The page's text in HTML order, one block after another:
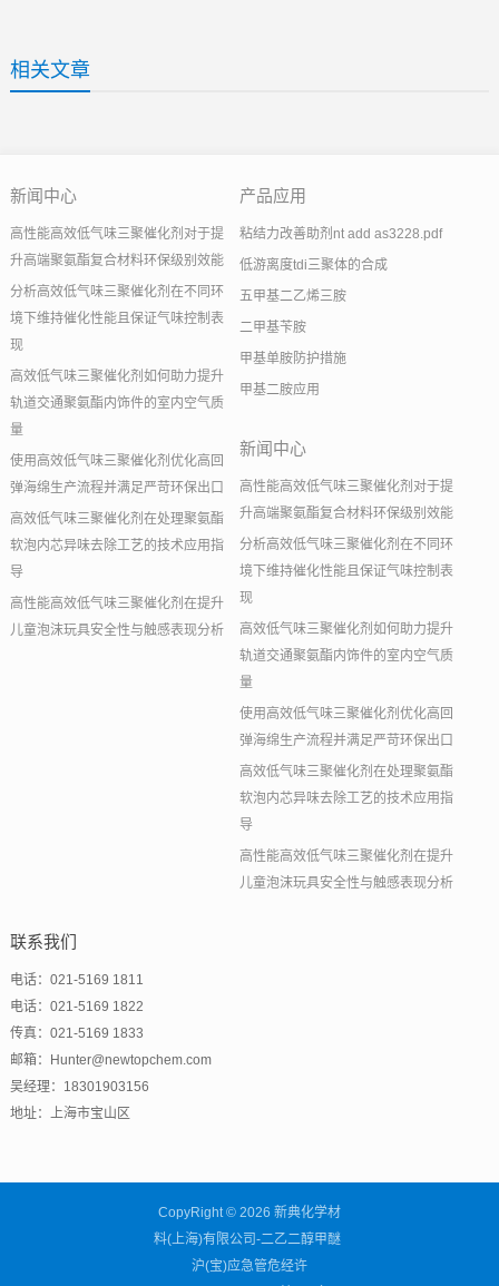
相关文章
新闻中心
高性能高效低气味三聚催化剂对于提
升高端聚氨酯复合材料环保级别效能
分析高效低气味三聚催化剂在不同环
境下维持催化性能且保证气味控制表
现
高效低气味三聚催化剂如何助力提升
轨道交通聚氨酯内饰件的室内空气质
量
使用高效低气味三聚催化剂优化高回
弹海绵生产流程并满足严苛环保出口
高效低气味三聚催化剂在处理聚氨酯
软泡内芯异味去除工艺的技术应用指
导
高性能高效低气味三聚催化剂在提升
儿童泡沫玩具安全性与触感表现分析
产品应用
粘结力改善助剂nt add as3228.pdf
低游离度tdi三聚体的合成
五甲基二乙烯三胺
二甲基苄胺
甲基单胺防护措施
甲基二胺应用
新闻中心
高性能高效低气味三聚催化剂对于提
升高端聚氨酯复合材料环保级别效能
分析高效低气味三聚催化剂在不同环
境下维持催化性能且保证气味控制表
现
高效低气味三聚催化剂如何助力提升
轨道交通聚氨酯内饰件的室内空气质
量
使用高效低气味三聚催化剂优化高回
弹海绵生产流程并满足严苛环保出口
高效低气味三聚催化剂在处理聚氨酯
软泡内芯异味去除工艺的技术应用指
导
高性能高效低气味三聚催化剂在提升
儿童泡沫玩具安全性与触感表现分析
联系我们
电话：021-5169 1811
电话：021-5169 1822
传真：021-5169 1833
邮箱：Hunter@newtopchem.com
吴经理：18301903156
地址：上海市宝山区
CopyRight © 2026 新典化学材
料(上海)有限公司-二乙二醇甲醚
沪(宝)应急管危经许